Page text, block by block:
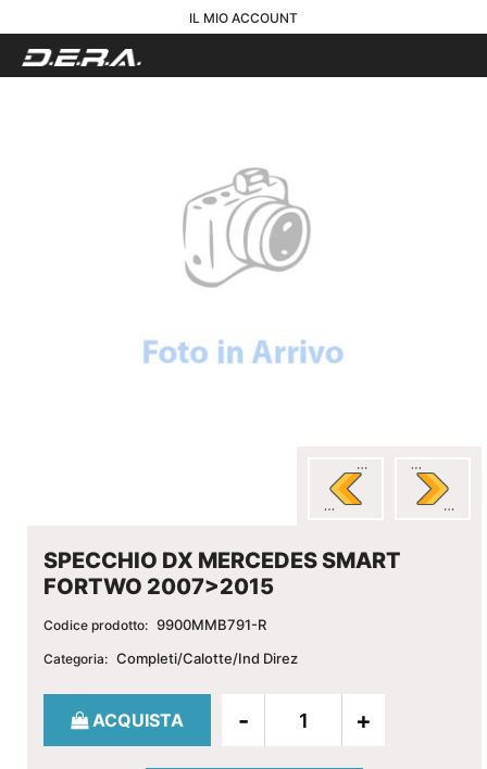
IL MIO ACCOUNT
SPECCHIO DX MERCEDES SMART
FORTWO 2007>2015
Codice prodotto: 9900MMB791-R
Categoria: Completi/Calotte/Ind Direz
Quantità
ACQUISTA